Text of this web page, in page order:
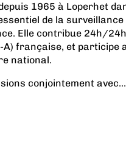
1965 à Loperhet
de la
Elle contribue 24h/
A) française, et participe
national.
conjointement avec...